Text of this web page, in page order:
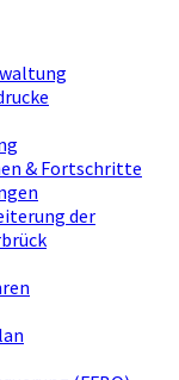
& Fortschritte
der